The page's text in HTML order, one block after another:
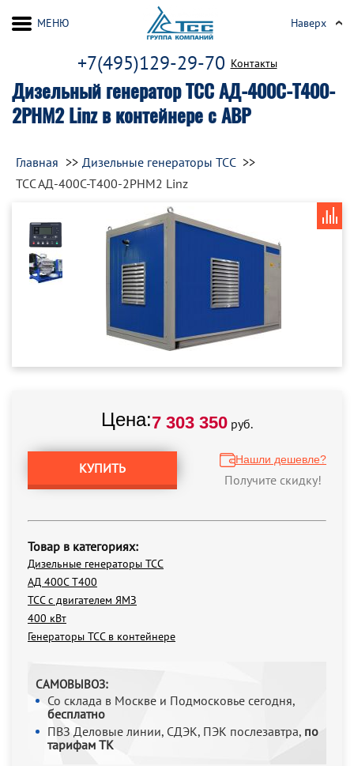
Дизельный генератор ТСС АД-400С-Т400-
2РНМ2 Linz в контейнере с АВР
+7(495)129-29-70 Контакты
МЕНЮ Наверх
Главная
Дизельные генераторы ТСС
ТСС АД-400С-Т400-2РНМ2 Linz
Цена:7 303 350 руб.
КУПИТЬ
Нашли дешевле?
Получите скидку!
Товар в категориях:
Дизельные генераторы ТСС
АД 400С Т400
ТСС с двигателем ЯМЗ
400 кВт
Генераторы ТСС в контейнере
САМОВЫВОЗ:
Со склада в Москве и Подмосковье сегодня,
бесплатно
ПВЗ Деловые линии, СДЭК, ПЭК послезавтра, по
тарифам ТК